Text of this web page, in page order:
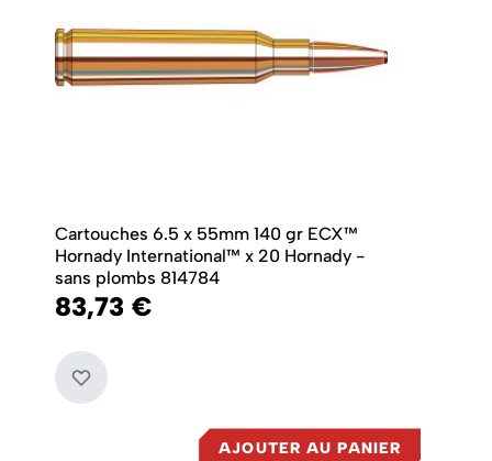
Cartouches 6.5 x 55mm 140 gr ECX™
Hornady International™ x 20 Hornady -
sans plombs 814784
83,73 €
AJOUTER AU PANIER